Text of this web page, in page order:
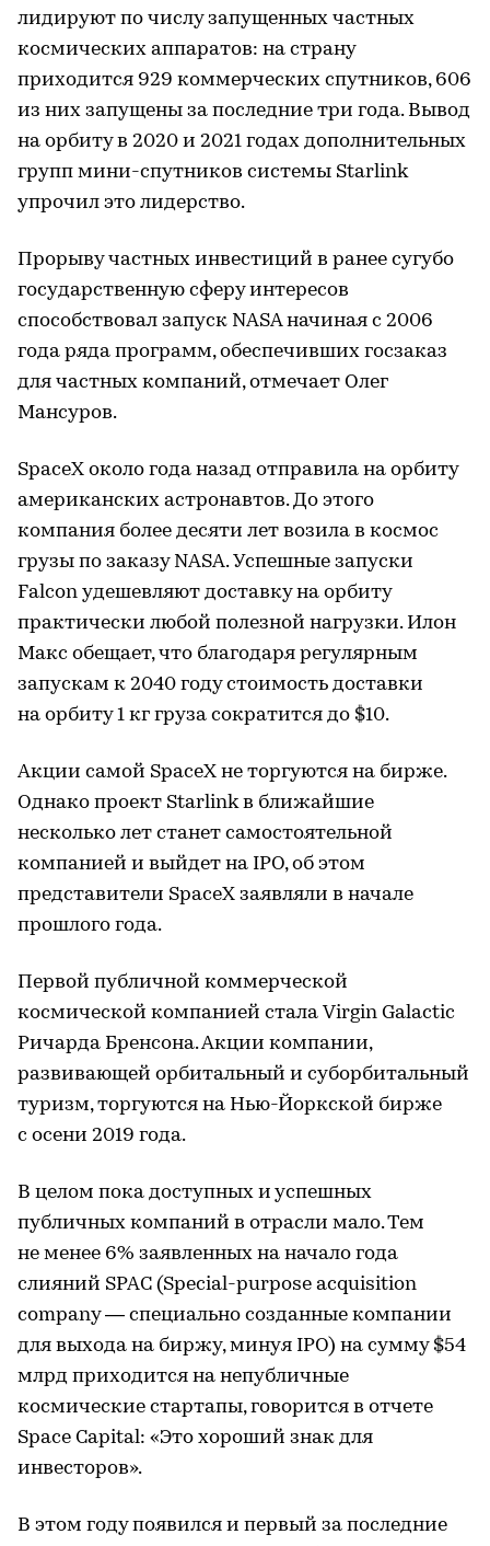
лидируют по числу запущенных частных
космических аппаратов: на страну
приходится 929 коммерческих спутников, 606
из них запущены за последние три года. Вывод
на орбиту в 2020 и 2021 годах дополнительных
групп мини-спутников системы Starlink
упрочил это лидерство.
Прорыву частных инвестиций в ранее сугубо
государственную сферу интересов
способствовал запуск NASA начиная с 2006
года ряда программ, обеспечивших госзаказ
для частных компаний, отмечает Олег
Мансуров.
SpaceX около года назад отправила на орбиту
американских астронавтов. До этого
компания более десяти лет возила в космос
грузы по заказу NASA. Успешные запуски
Falcon удешевляют доставку на орбиту
практически любой полезной нагрузки. Илон
Макс обещает, что благодаря регулярным
запускам к 2040 году стоимость доставки
на орбиту 1 кг груза сократится до $10.
Акции самой SpaceX не торгуются на бирже.
Однако проект Starlink в ближайшие
несколько лет станет самостоятельной
компанией и выйдет на IPO, об этом
представители SpaceX заявляли в начале
прошлого года.
Первой публичной коммерческой
космической компанией стала Virgin Galactic
Ричарда Бренсона. Акции компании,
развивающей орбитальный и суборбитальный
туризм, торгуются на Нью-Йоркской бирже
с осени 2019 года.
В целом пока доступных и успешных
публичных компаний в отрасли мало. Тем
не менее 6% заявленных на начало года
слияний SPAC (Special-purpose acquisition
company — специально созданные компании
для выхода на биржу, минуя IPO) на сумму $54
млрд приходится на непубличные
космические стартапы, говорится в отчете
Space Capital: «Это хороший знак для
инвесторов».
В этом году появился и первый за последние